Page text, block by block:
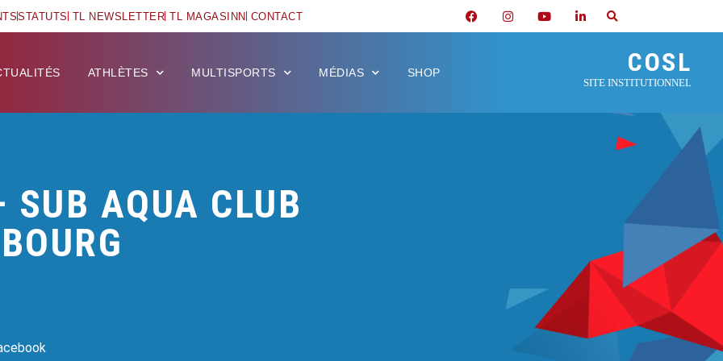
STATUTS TL NEWSLETTER TL MAGASINN CONTACT
ATHLÈTES MULTISPORTS MÉDIAS SHOP COSL
SITE INSTITUTIONNEL
SUB AQUA CLUB